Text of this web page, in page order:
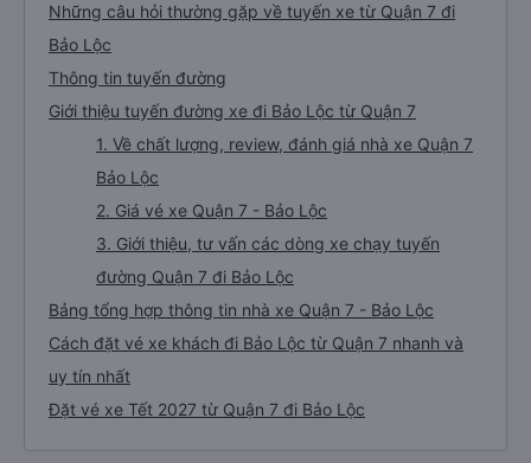
Những câu hỏi thường gặp về tuyến xe từ Quận 7 đi
Bảo Lộc
Thông tin tuyến đường
Giới thiệu tuyến đường xe đi Bảo Lộc từ Quận 7
1. Về chất lượng, review, đánh giá nhà xe Quận 7
Bảo Lộc
2. Giá vé xe Quận 7 - Bảo Lộc
3. Giới thiệu, tư vấn các dòng xe chạy tuyến
đường Quận 7 đi Bảo Lộc
Bảng tổng hợp thông tin nhà xe Quận 7 - Bảo Lộc
Cách đặt vé xe khách đi Bảo Lộc từ Quận 7 nhanh và
uy tín nhất
Đặt vé xe Tết 2027 từ Quận 7 đi Bảo Lộc